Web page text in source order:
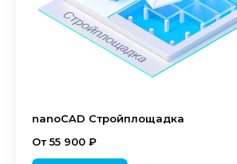
nanoCAD Стройплощадка
От 55 900 ₽